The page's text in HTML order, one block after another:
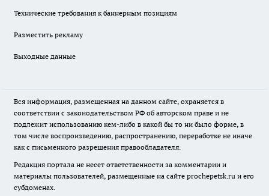
Технические требования к баннерным позициям
Разместить рекламу
Выходные данные
Вся информация, размещенная на данном сайте, охраняется в
соответствии с законодательством РФ об авторском праве и не
подлежит использованию кем-либо в какой бы то ни было форме, в
том числе воспроизведению, распространению, переработке не иначе
как с письменного разрешения правообладателя.
Редакция портала не несет ответственности за комментарии и
материалы пользователей, размещенные на сайте prochepetsk.ru и его
субдоменах.